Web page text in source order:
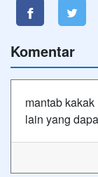
Komentar
mantab
lain yang